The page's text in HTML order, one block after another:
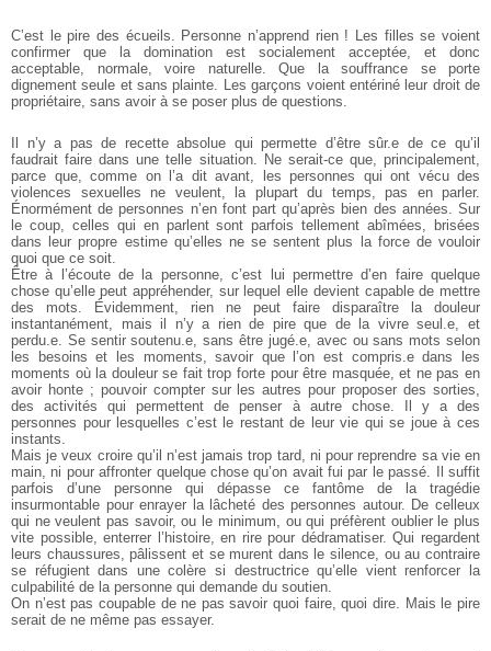
C’est le pire des écueils. Personne n’apprend rien ! Les filles se voient
confirmer que la domination est socialement acceptée, et donc
acceptable, normale, voire naturelle. Que la souffrance se porte
dignement seule et sans plainte. Les garçons voient entériné leur droit de
propriétaire, sans avoir à se poser plus de questions.
Il n’y a pas de recette absolue qui permette d’être sûr.e dece qu’il
faudrait faire dans une telle situation. Ne serait-ce que, principalement,
parce que, comme on l’a dit avant, les personnes qui ont vécu des
violences sexuelles ne veulent, la plupart du temps, pas enparler.
Énormément de personnes n’en font part qu’après bien des années.
Sur
le coup, celles qui en parlent sont parfois tellement abîmées,
brisées
dans leur propre estime qu’elles ne se sentent plus la force devouloir
quoi que ce soit.
Être à l’écoute de la personne, c’est lui permettre d’en fairequelque
chose qu’elle peut appréhender, sur lequel elle devient capablede mettre
des mots. Évidemment, rien ne peut faire disparaître la douleur
instantanément, mais il n’y a rien de pire que de la vivre seul.e, et
perdu.e. Se sentir soutenu.e, sans être jugé.e, avec ou sans mots selon
les besoins et les moments, savoir que l’on est compris.e dans les
moments où la douleur se fait trop forte pour être masquée, et ne pas en
avoir honte ; pouvoir compter sur les autres pour proposer des sorties,
des activités qui permettent de penser à autre chose. Il y a des
personnes pour lesquelles c’est le restant de leur vie qui se joue à ces
instants.
Mais je veux croire qu’il n’est jamais trop tard, ni pour reprendre sa vie en
main, ni pour affronter quelque chose qu’on avait fui par lepassé. Il suffit
parfois d’une personne qui dépasse ce fantôme de la tragédie
insurmontable pour enrayer la lâcheté des personnes autour.
De celleux
qui ne veulent pas savoir, ou le minimum, ou qui préfèrentoublier le plus
vite possible, enterrer l’histoire, en rire pour dédramatiser. Qui regardent
leurs chaussures, pâlissent et se murent dans le silence, ou au contraire
se réfugient dans une colère si destructricequ’elle vient renforcer la
culpabilité de la personne qui demande du soutien.
On n’est pas coupable de ne pas savoir quoi faire, quoi dire. Mais le pire
serait de ne même pas essayer.